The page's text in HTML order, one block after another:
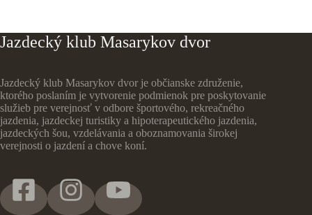
Jazdecký klub Masarykov dvor
Jazdecký klub Masarykov dvor je občianske združenie,
ktorého poslaním je vytvorenie podmienok pre poskytovanie
služieb pre verejnosť v odbore športového, rekreačného
jazdenia, jazdeckej turistiky a hipoterapeutického jazdenia,
jazdeckých šou, vzdelávania a oboznamovania širokej
verejnosti o jazdení a chove koní.